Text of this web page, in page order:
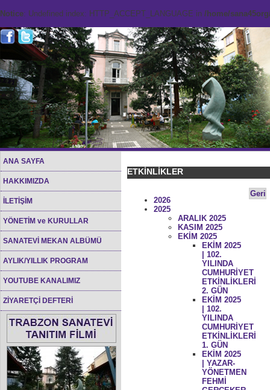
Notice: Undefined index: HTTP_ACCEPT_LANGUAGE in /home/
ANA SAYFA
HAKKIMIZDA
İLETİŞİM
YÖNETİM ve KURULLAR
SANATEVİ MEKAN ALBÜMÜ
AYLIK/YILLIK PROGRAM
YOUTUBE KANALIMIZ
ZİYARETÇİ DEFTERİ
ETKİNLİKLER
Geri
2026
2025
ARALIK 2025
KASIM 2025
EKİM 2025
EKİM 2025
| 102.
YILINDA
CUMHURİYET
ETKİNLİKLERİ
2. GÜN
EKİM 2025
| 102.
YILINDA
CUMHURİYET
ETKİNLİKLERİ
1. GÜN
EKİM 2025
| YAZAR-
YÖNETMEN
FEHMİ